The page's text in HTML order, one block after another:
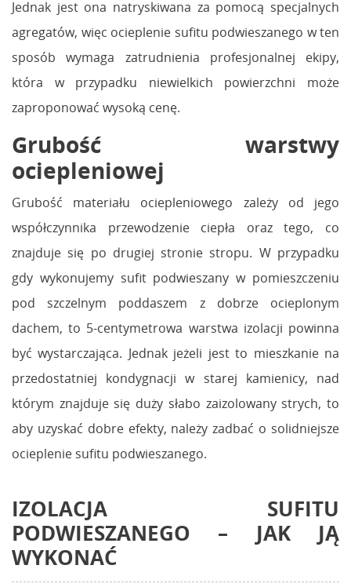
Jednak jest ona natryskiwana za pomocą specjalnych
agregatów, więc ocieplenie sufitu podwieszanego w ten
sposób wymaga zatrudnienia profesjonalnej ekipy,
która w przypadku niewielkich powierzchni może
zaproponować wysoką cenę.
Grubość warstwy
ociepleniowej
Grubość materiału ociepleniowego zależy od jego
współczynnika przewodzenie ciepła oraz tego, co
znajduje się po drugiej stronie stropu. W przypadku
gdy wykonujemy sufit podwieszany w pomieszczeniu
pod szczelnym poddaszem z dobrze ocieplonym
dachem, to 5-centymetrowa warstwa izolacji powinna
być wystarczająca. Jednak jeżeli jest to mieszkanie na
przedostatniej kondygnacji w starej kamienicy, nad
którym znajduje się duży słabo zaizolowany strych, to
aby uzyskać dobre efekty, należy zadbać o solidniejsze
ocieplenie sufitu podwieszanego.
IZOLACJA SUFITU
PODWIESZANEGO – JAK JĄ
WYKONAĆ